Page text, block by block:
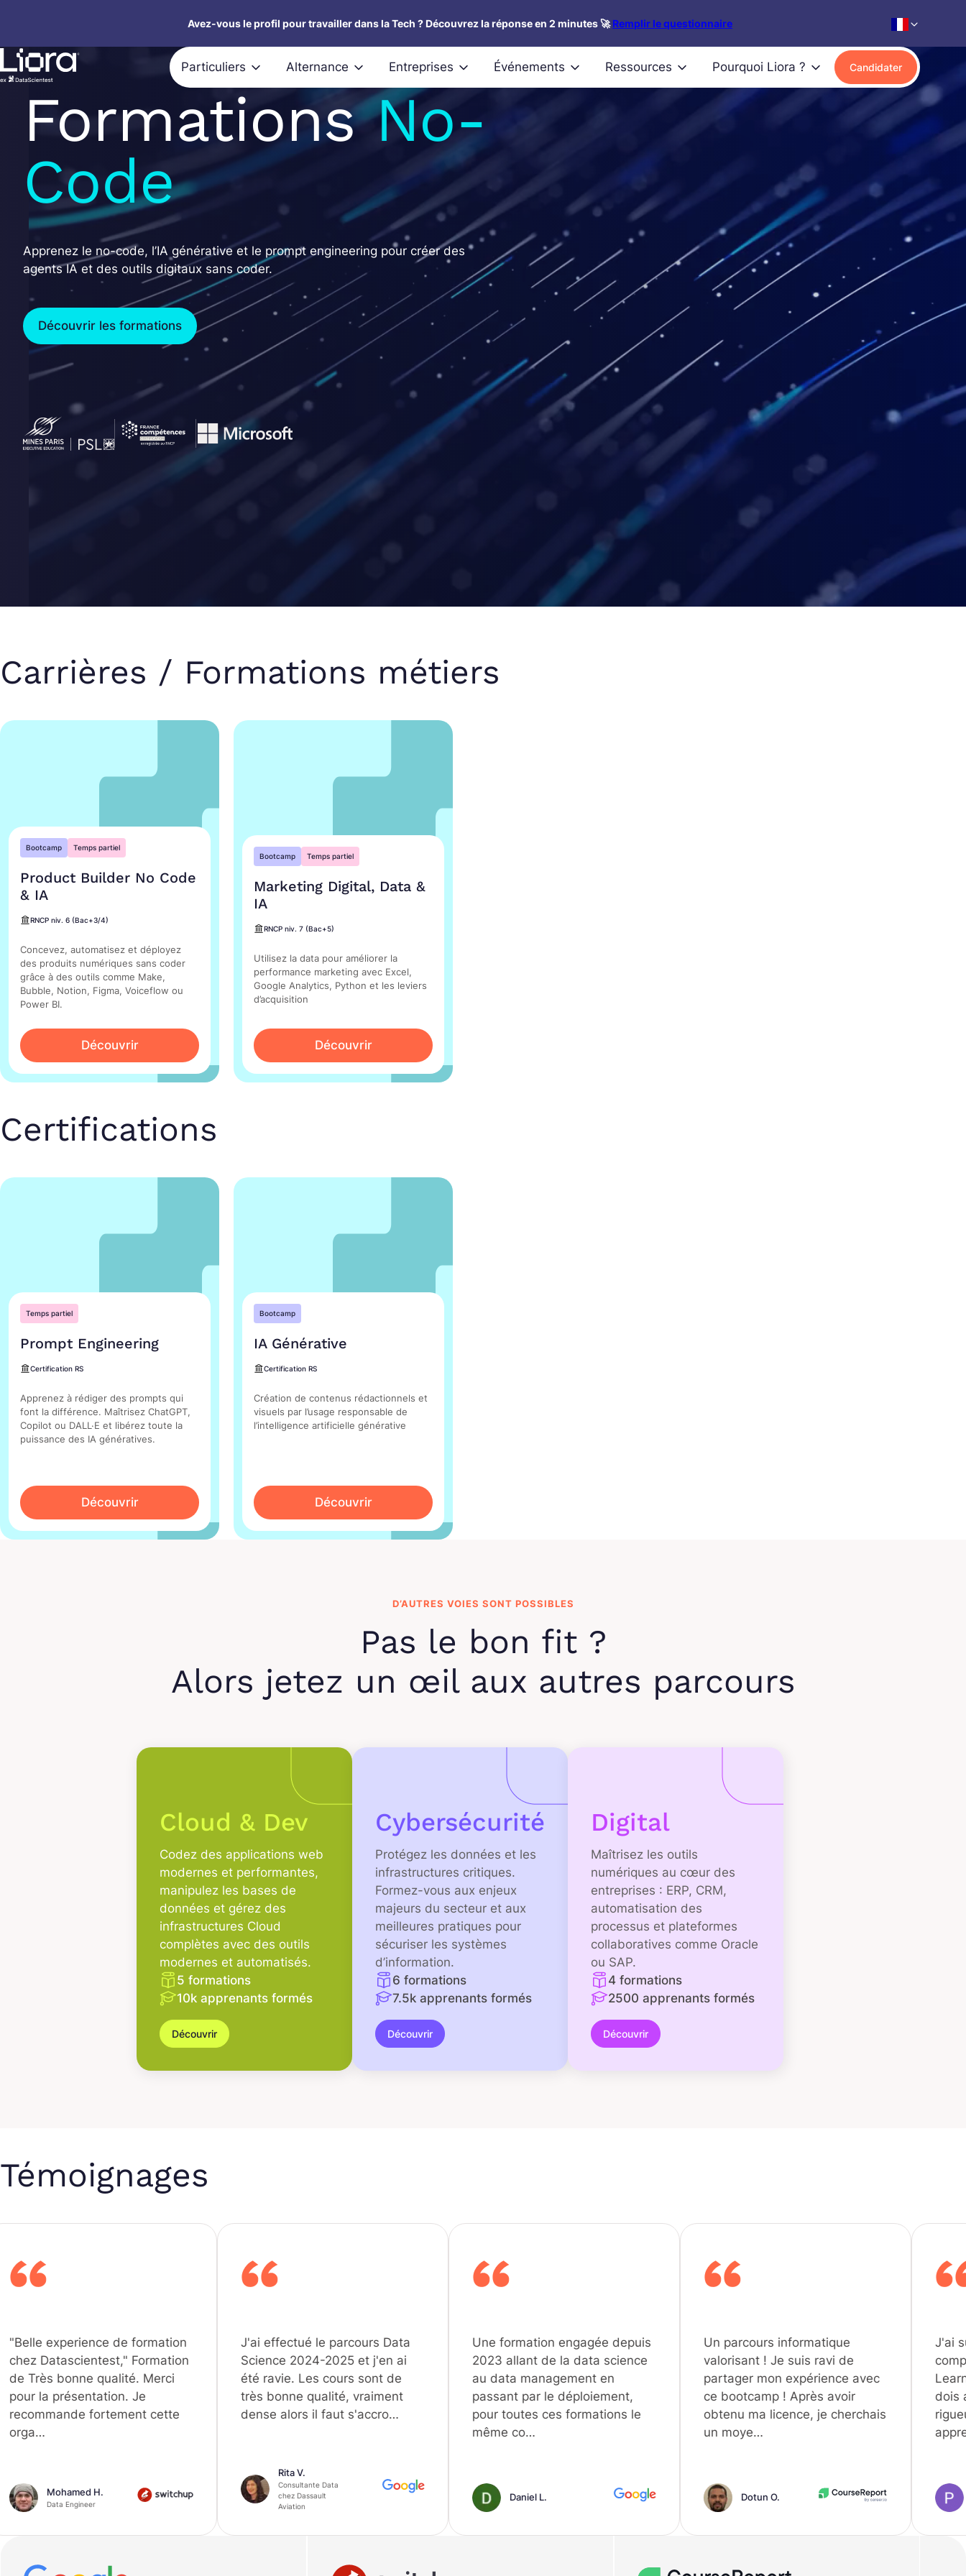
contenu
Avez-vous le profil pour travailler dans la Tech ? Découvrez la réponse en 2 minutes 🚀Remplir le questionnaire
Particuliers Alternance Entreprises Événements Ressources Pourquoi Liora ? Candidater
FormationsNo-
Code
Apprenez le no-code, l’IA générative et le prompt engineering pour créer des
agents IA et des outils digitaux sans coder.
Découvrir les formations
Carrières / Formations métiers
Bootcamp Temps partiel
Product Builder No Code
& IA
RNCP niv. 6 (Bac+3/4)
Concevez, automatisez et déployez
des produits numériques sans coder
grâce à des outils comme Make,
Bubble, Notion, Figma, Voiceflow ou
Power BI.
Découvrir
Bootcamp Temps partiel
Marketing Digital, Data &
IA
RNCP niv. 7 (Bac+5)
Utilisez la data pour améliorer la
performance marketing avec Excel,
Google Analytics, Python et les leviers
d’acquisition
Découvrir
Certifications
Temps partiel
Prompt Engineering
Certification RS
Apprenez à rédiger des prompts qui
font la différence. Maîtrisez ChatGPT,
Copilot ou DALL·E et libérez toute la
puissance des IA génératives.
Découvrir
Bootcamp
IA Générative
Certification RS
Création de contenus rédactionnels et
visuels par l’usage responsable de
l’intelligence artificielle générative
Découvrir
D’AUTRES VOIES SONT POSSIBLES
Pas le bon fit ?
Alors jetez un œil aux autres parcours
Cloud & Dev
Codez des applications web
modernes et performantes,
manipulez les bases de
données et gérez des
infrastructures Cloud
complètes avec des outils
modernes et automatisés.
5 formations
10k apprenants formés
Découvrir
Cybersécurité
Protégez les données et les
infrastructures critiques.
Formez-vous aux enjeux
majeurs du secteur et aux
meilleures pratiques pour
sécuriser les systèmes
d’information.
6 formations
7.5k apprenants formés
Découvrir
Digital
Maîtrisez les outils
numériques au cœur des
entreprises : ERP, CRM,
automatisation des
processus et plateformes
collaboratives comme Oracle
ou SAP.
4 formations
2500 apprenants formés
Découvrir
Témoignages
de formation
Formation
qualité. Merci
Je
fortement cette
H.
J'ai effectué le parcours Data
Science 2024-2025 et j'en ai
été ravie. Les cours sont de
très bonne qualité, vraiment
dense alors il faut s'accro…
Consultante Data
chez Dassault
Une formation engagée depuis
2023 allant de la data science
au data management en
passant par le déploiement,
pour toutes ces formations le
Daniel L.
Un parcours informatique
valorisant ! Je suis ravi de
partager mon expérience avec
ce bootcamp ! Après avoir
obtenu ma licence, je cherchais
Dotun O.
J'ai suivi une
complète
Learning chez
dois avouer que
rigueur et
Prudence A.